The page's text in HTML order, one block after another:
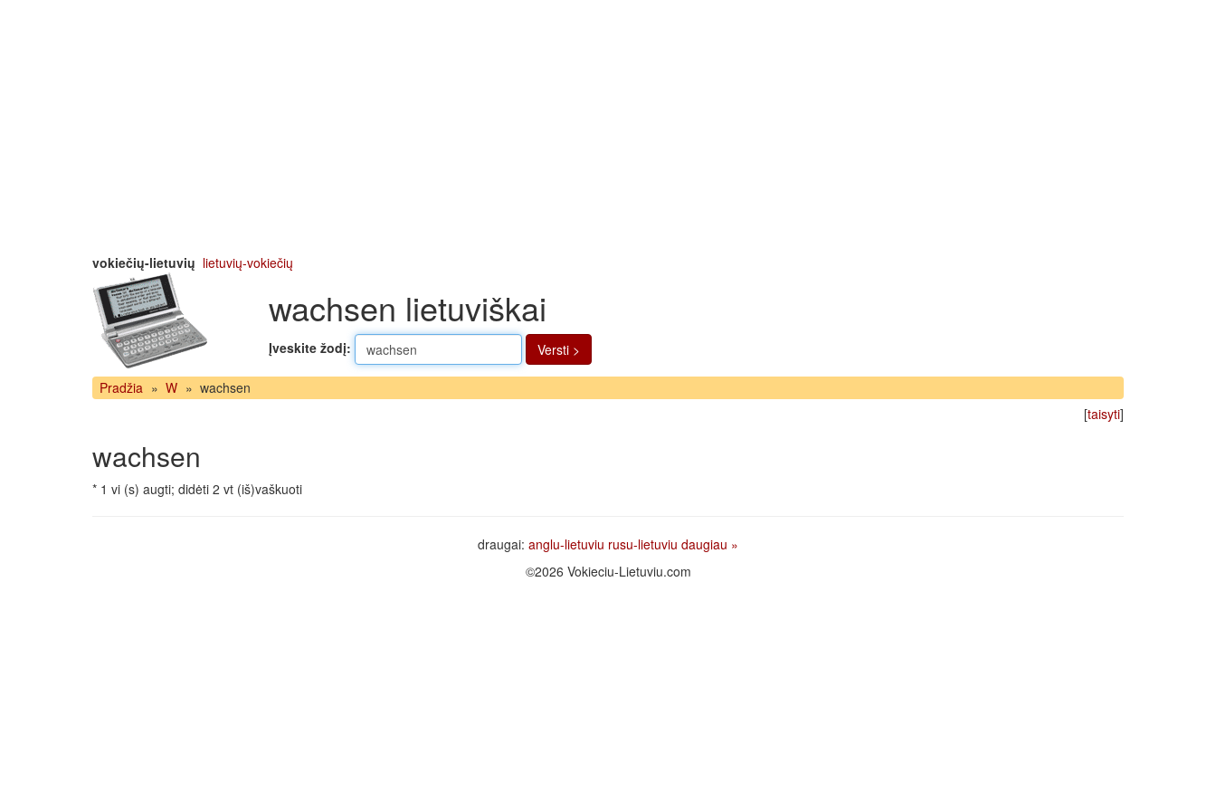
vokiečių-lietuvių lietuvių-vokiečių
wachsen lietuviškai
Įveskite žodį: Versti >
Pradžia » W » wachsen
[taisyti]
wachsen
* 1 vi (s) augti; didėti 2 vt (iš)vaškuoti
draugai: anglu-lietuviu rusu-lietuviu daugiau »
©2026 Vokieciu-Lietuviu.com